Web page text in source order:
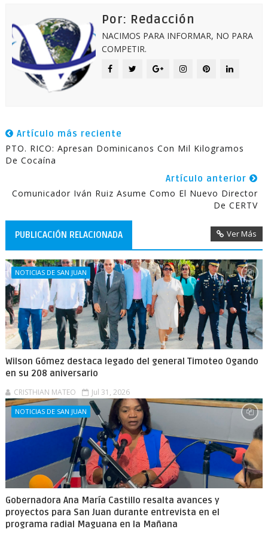
Por: Redacción
NACIMOS PARA INFORMAR, NO PARA
COMPETIR.
Artículo más reciente
PTO. RICO: Apresan Dominicanos Con Mil Kilogramos
De Cocaína
Artículo anterior
Comunicador Iván Ruiz Asume Como El Nuevo Director
De CERTV
PUBLICACIÓN RELACIONADA Ver Más
NOTICIAS DE SAN JUAN
Wilson Gómez destaca legado del general Timoteo Ogando
en su 208 aniversario
CRISTHIAN MATEO Jul 31, 2026
NOTICIAS DE SAN JUAN
Gobernadora Ana María Castillo resalta avances y
proyectos para San Juan durante entrevista en el
programa radial Maguana en la Mañana